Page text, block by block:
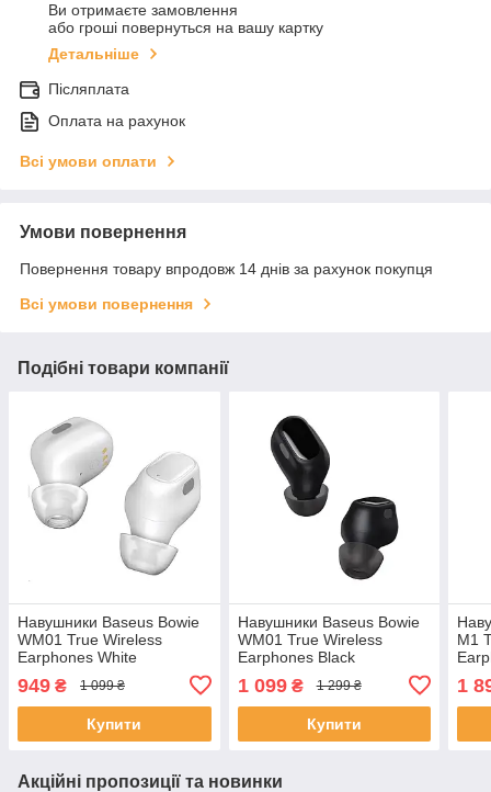
Ви отримаєте замовлення
або гроші повернуться на вашу картку
Детальніше
Післяплата
Оплата на рахунок
Всі умови оплати
Умови повернення
Повернення товару впродовж 14 днів за рахунок покупця
Всі умови повернення
Подібні товари компанії
Навушники Baseus Bowie
WM01 True Wireless
Earphones White
949 ₴ 1 099 ₴
Купити
Навушники Baseus Bowie
WM01 True Wireless
Earphones Black
1 099₴ 1 299 ₴
Купити
M1
1
Акційні пропозиції та новинки